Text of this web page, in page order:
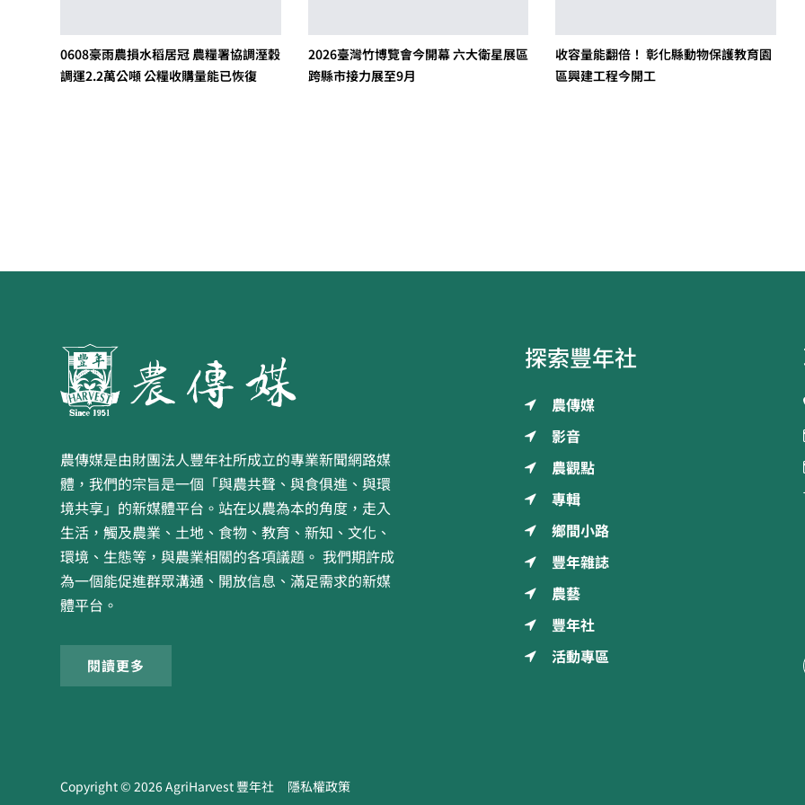
0608豪雨農損水稻居冠 農糧署協調溼穀
調運2.2萬公噸 公糧收購量能已恢復
2026臺灣竹博覽會今開幕 六大衛星展區
跨縣市接力展至9月
收容量能翻倍！ 彰化縣動物保護教育園
區興建工程今開工
農傳媒是由財團法人豐年社所成立的專業新聞網路媒
體，我們的宗旨是一個「與農共聲、與食俱進、與環
境共享」的新媒體平台。站在以農為本的角度，走入
生活，觸及農業、土地、食物、教育、新知、文化、
環境、生態等，與農業相關的各項議題。 我們期許成
為一個能促進群眾溝通、開放信息、滿足需求的新媒
體平台。
閱讀更多
探索豐年社
農傳媒
影音
農觀點
專輯
鄉間小路
豐年雜誌
農藝
豐年社
活動專區
隱私權政策
Copyright ©2026AgriHarvest 豐年社